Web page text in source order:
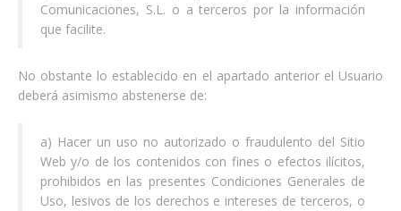
Comunicaciones, S.L. o a terceros por la información
que facilite.
No obstante lo establecido en el apartado anterior el Usuario
deberá asimismo abstenerse de:
a) Hacer un uso no autorizado o fraudulento del Sitio
Web y/o de los contenidos con fines o efectos ilícitos,
prohibidos en las presentes Condiciones Generales de
Uso, lesivos de los derechos e intereses de terceros, o